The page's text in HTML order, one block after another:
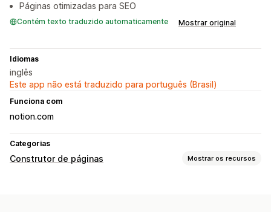
Páginas otimizadas para SEO
Contém texto traduzido automaticamente Mostrar original
Idiomas
inglês
Este app não está traduzido para português (Brasil)
Funciona com
notion.com
Categorias
Construtor de páginas Mostrar os recursos